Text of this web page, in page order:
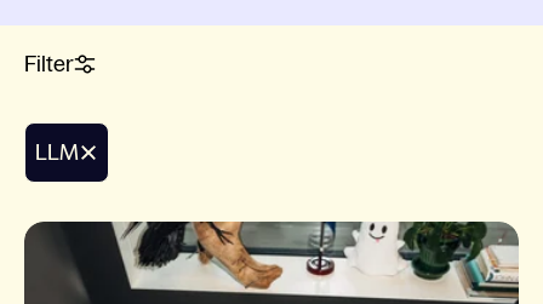
Filter
LLM